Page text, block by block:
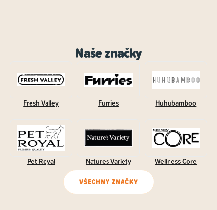
Naše značky
Fresh Valley Furries Huhubamboo
Pet Royal Natures Variety Wellness Core
VŠECHNY ZNAČKY